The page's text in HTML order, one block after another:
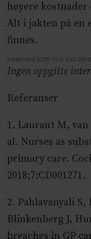
høyere
Alt i jakten på en
finnes.
ANNONSE KUN FOR
Ingen oppgitte
Referanser
1. Laurant M,
al. Nurses as
primary care.
2018;7:CD001271.
2. Pahlavanyali
Blinkenberg J,
breaches in GP